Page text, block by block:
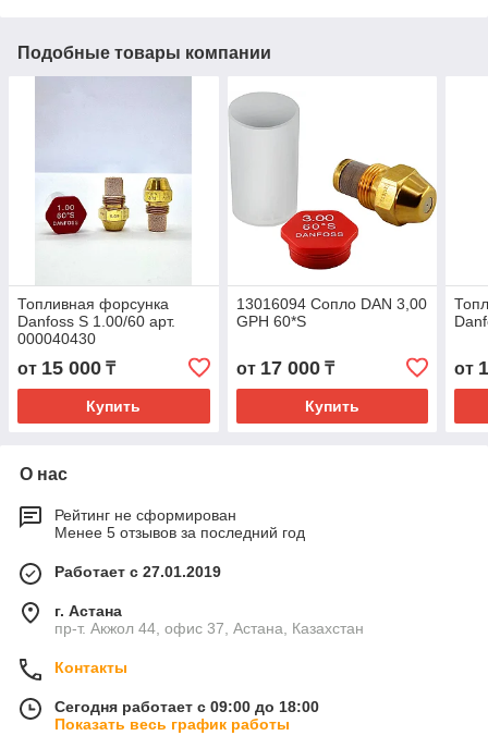
Подобные товары компании
Топливная форсунка
Danfoss S 1.00/60 арт.
000040430
от 15 000 ₸
Купить
13016094 Сопло DAN 3,00
GPH 60*S
от 17 000₸
Купить
от
О нас
Рейтинг не сформирован
Менее 5 отзывов за последний год
Работает с 27.01.2019
г. Астана
пр-т. Акжол 44, офис 37, Астана, Казахстан
Контакты
Сегодня работает с 09:00 до 18:00
Показать весь график работы